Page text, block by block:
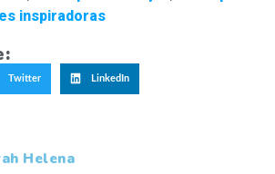
inspiradoras
Twitter LinkedIn
Helena